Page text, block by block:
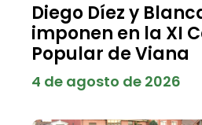
Diego Díez y
imponen en la XI
Popular de Viana
4 de agosto de 2026